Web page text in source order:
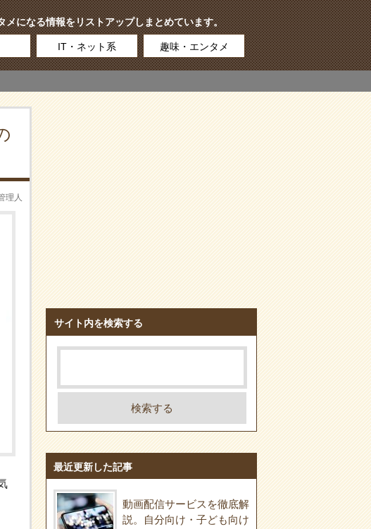
になる情報をリストアップしまとめています。
IT・ネット系 趣味・エンタメ
理人
サイト内を検索する
最近更新した記事
動画配信サービスを徹底解
説。自分向け・子ども向け